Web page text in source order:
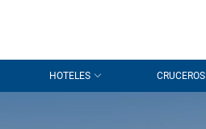
HOTELES CRUCEROS